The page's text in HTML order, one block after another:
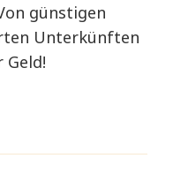
günstigen
Unterkünften